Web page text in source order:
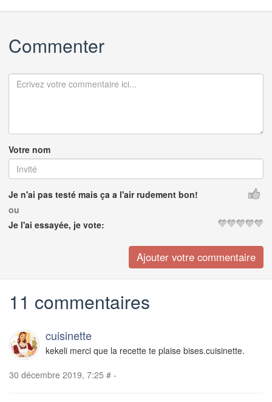
Commenter
Votre nom
Je n'ai pas testé mais ça a l'air rudement bon!
ou
Je l'ai essayée, je vote:
11 commentaires
cuisinette
kekeli merci que la recette te plaise bises.cuisinette.
30 décembre 2019, 7:25 # -